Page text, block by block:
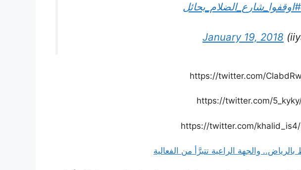
#اوقفوا_شارع_الضلام_بحائل
January 19, 2018
https://twitter.com/
https://twitter.com/
https://twitter.com/
والجهة الراعية تتبرَّأ من الفعالية